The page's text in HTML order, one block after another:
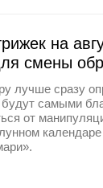
на
смены
лучше сразу
будут самыми
от